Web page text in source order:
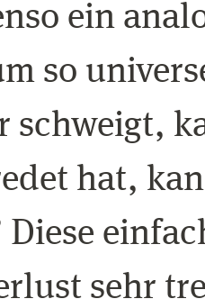
ein
so
schweigt,
hat,
Diese
sehr